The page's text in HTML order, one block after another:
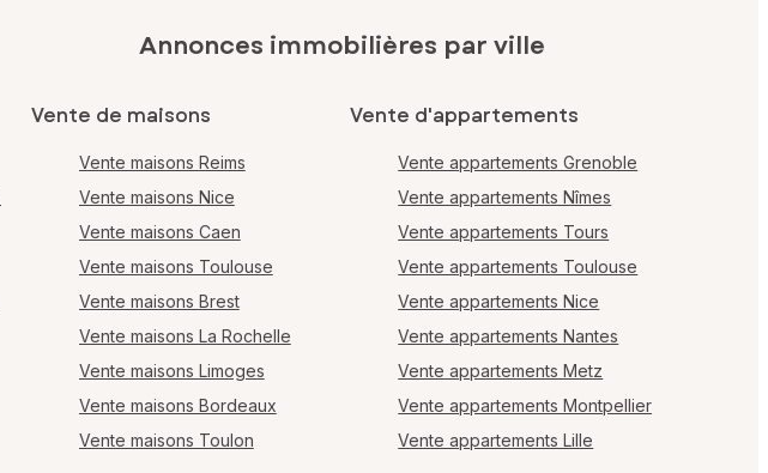
Annonces immobilières par ville
Vente de maisons
Vente maisons Reims
Vente maisons Nice
Vente maisons Caen
Vente maisons Toulouse
Vente maisons Brest
Vente maisons La Rochelle
Vente maisons Limoges
Vente maisons Bordeaux
Vente maisons Toulon
Vente d'appartements
Vente appartements Grenoble
Vente appartements Nîmes
Vente appartements Tours
Vente appartements Toulouse
Vente appartements Nice
Vente appartements Nantes
Vente appartements Metz
Vente appartements Montpellier
Vente appartements Lille